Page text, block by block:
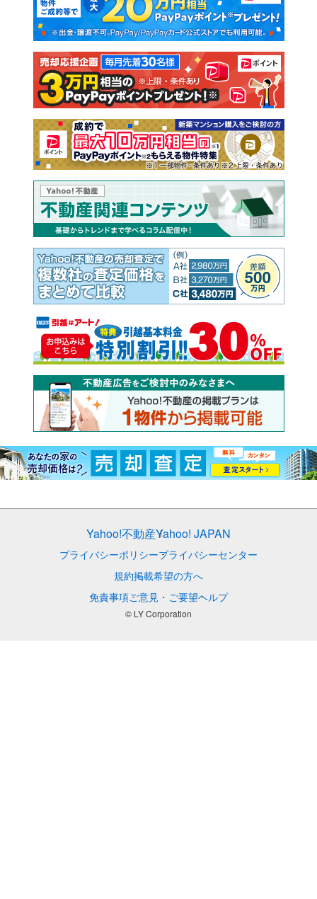
新築一戸建て 中古一戸建て
注文住宅 土地
売却査定
Yahoo!不動産Yahoo! JAPAN
プライバシーポリシープライバシーセンター
規約掲載希望の方へ
免責事項ご意見・ご要望ヘルプ
© LY Corporation